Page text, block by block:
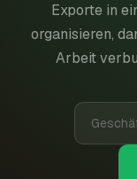
Exporte in
organisieren,
Arbeit